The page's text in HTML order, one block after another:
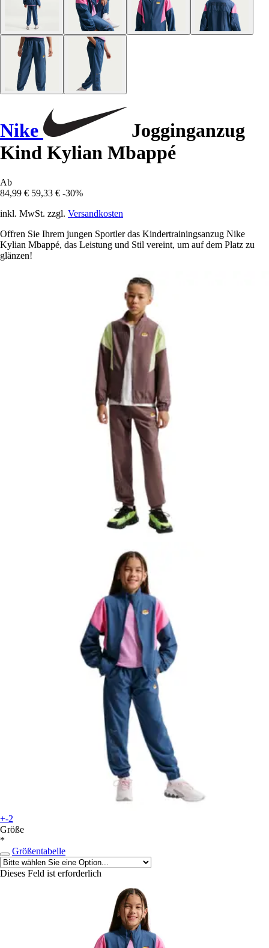
Nike
Jogginganzug
Kind Kylian Mbappé
Ab
84,99 € 59,33 € -30%
inkl. MwSt. zzgl. Versandkosten
Offren Sie Ihrem jungen Sportler das Kindertrainingsanzug Nike
Kylian Mbappé, das Leistung und Stil vereint, um auf dem Platz zu
glänzen!
+-2
Größe
*
Größentabelle
Dieses Feld ist erforderlich